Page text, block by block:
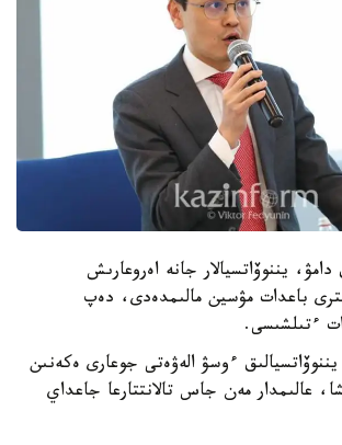
يننوۆاتسيالار جانە اەروعارىش
باعدات مۋسين مالىمدەدى، دەپ
ءتىلشىسى.
ءوسۋ الەۋەتى جوعارى ەكەنىن
عالىمدار مەن جاس تالانتتارعا جاعداي